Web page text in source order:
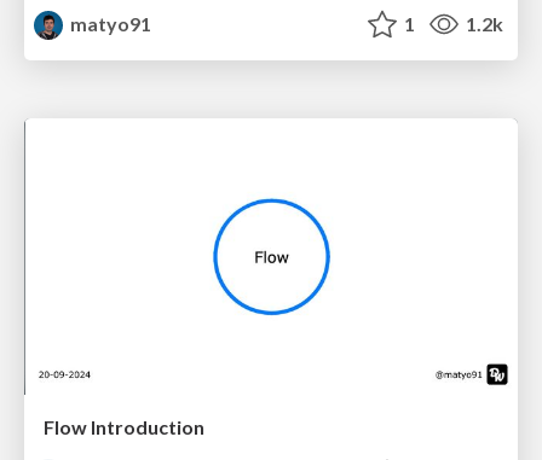
matyo91
1 1.2k
Flow Introduction